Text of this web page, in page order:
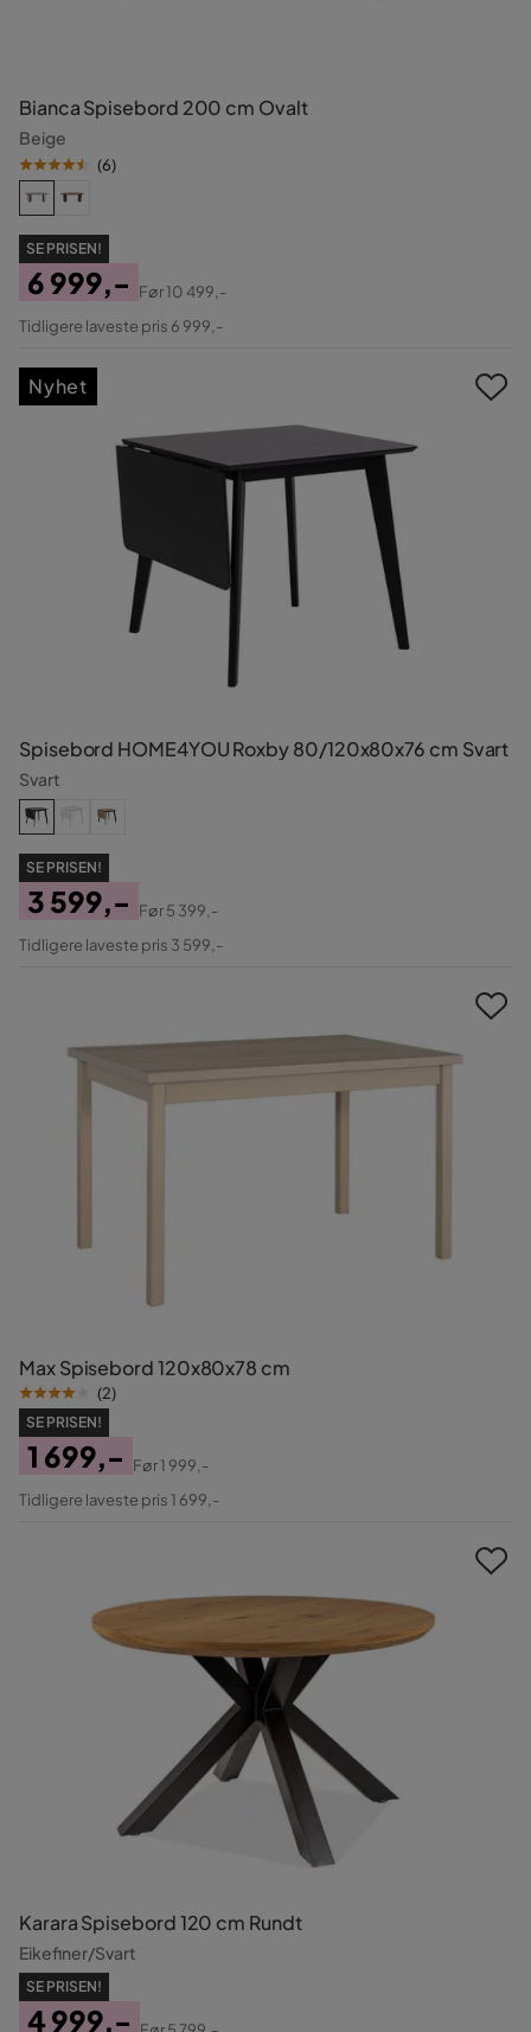
Bianca Spisebord 200 cm Ovalt
Beige
(6)
SE PRISEN!
Pris
6 999,-
Original
Før10 499,-
Tidligere laveste pris 6 999,-
Spisebord HOME4YOU Roxby 80/120x80x76 cm Svart
Svart
SE PRISEN!
Pris
3 599,-
Original
Før5 399,-
Tidligere laveste pris 3 599,-
Nyhet
Max Spisebord 120x80x78 cm
(2)
SE PRISEN!
Pris
1 699,-
Original
Før1 999,-
Tidligere laveste pris 1 699,-
Karara Spisebord 120 cm Rundt
Eikefiner/Svart
SE PRISEN!
4 999,-